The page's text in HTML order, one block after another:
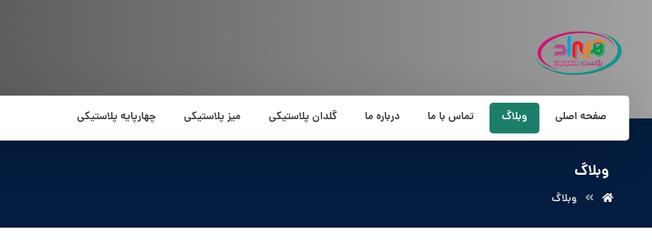
صفحه اصلی وبلاگ تماس با ما درباره ما گلدان پلاستیکی میز پلاستیکی چهارپایه پلاستیکی
وبلاگ
وبلاگ